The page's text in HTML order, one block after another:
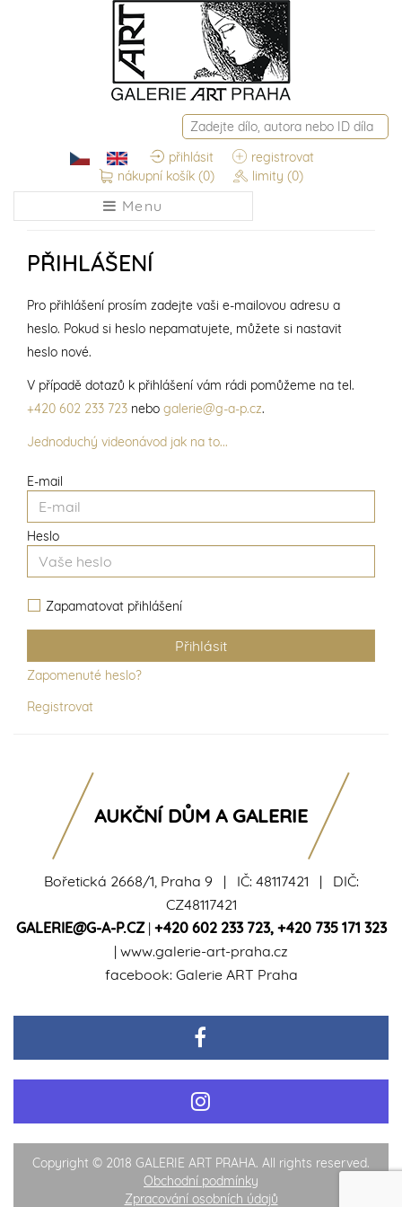
přihlásit
registrovat
nákupní košík (0) limity (0)
Menu
PŘIHLÁŠENÍ
E-mail
Heslo
Zapamatovat přihlášení
Zapomenuté heslo?
Registrovat
Pro přihlášení prosím zadejte vaši e-mailovou adresu a
heslo. Pokud si heslo nepamatujete, můžete si nastavit
heslo nové.
V případě dotazů k přihlášení vám rádi pomůžeme na tel.
+420 602 233 723 nebo galerie@g-a-p.cz.
Jednoduchý videonávod jak na to...
Bořetická 2668/1, Praha 9 | IČ: 48117421 | DIČ:
CZ48117421
GALERIE@G-A-P.CZ| +420 602 233 723, +420 735 171 323
| www.galerie-art-praha.cz
facebook: Galerie ART Praha
AUKČNÍ DŮM A GALERIE
Copyright © 2018 GALERIE ART PRAHA. All rights reserved.
Obchodní podmínky
Zpracování osobních údajů